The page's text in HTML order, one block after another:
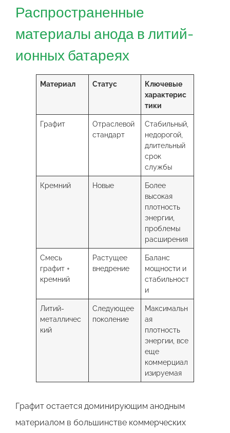
Распространенные
материалы анода в литий-
ионных батареях
Материал Статус
Ключевые
характерис
тики
Графит
Отраслевой
стандарт
Стабильный,
недорогой,
длительный
срок
службы
Кремний Новые
Более
высокая
плотность
энергии,
проблемы
расширения
Смесь
графит +
кремний
Растущее
внедрение
Баланс
мощности и
стабильност
и
Литий-
металличес
кий
Следующее
поколение
Максимальн
ая
плотность
энергии, все
еще
коммерциал
изируемая
Графит остается доминирующим анодным
материалом в большинстве коммерческих